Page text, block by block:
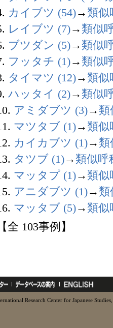
カイブツ (54)→ 類似
レイブツ (7)→ 類似
ブツダン (5)→ 類似
フッタチ (1)→ 類似
タイマツ (12)→ 類似
ハッタイ (2)→ 類似
アミダブツ (3)→ 類
マツタブ (1)→ 類似
カイカブツ (1)→ 類
タツブ (1)→ 類似呼
マッタプ (1)→ 類似
アニダブツ (1)→ 類
マッタブ (5)→ 類似
【全 103事例】
Research Center for Japanese